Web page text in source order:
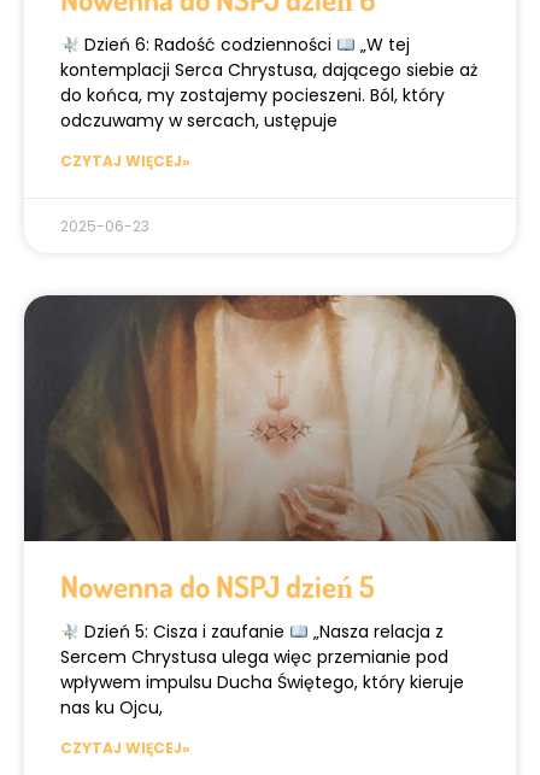
Dzień 6: Radość codzienności
„W tej
kontemplacji Serca Chrystusa, dającego siebie aż
do końca, my zostajemy pocieszeni. Ból, który
odczuwamy w sercach, ustępuje
CZYTAJ WIĘCEJ»
2025-06-23
Nowenna do NSPJ dzień 5
Dzień 5: Cisza i zaufanie
„Nasza relacja z
Sercem Chrystusa ulega więc przemianie pod
wpływem impulsu Ducha Świętego, który kieruje
nas ku Ojcu,
CZYTAJ WIĘCEJ»